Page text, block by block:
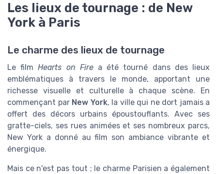
Les lieux de tournage : de New
York à Paris
Le charme des lieux de tournage
Le filmHearts on Firea été tourné dans des lieux
emblématiques à travers le monde, apportant une
richesse visuelle et culturelle à chaque scène. En
commençant par New York, la ville qui ne dort jamais a
offert des décors urbains époustouflants. Avec ses
gratte-ciels, ses rues animées et ses nombreux parcs,
New York a donné au film son ambiance vibrante et
énergique.
Mais ce n'est pas tout ; le charme Parisien a également